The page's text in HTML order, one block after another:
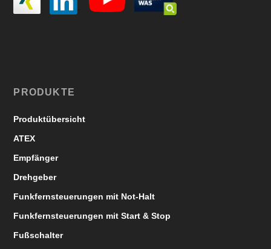
PRODUKTE
Produktübersicht
ATEX
Empfänger
Drehgeber
Funkfernsteuerungen mit Not-Halt
Funkfernsteuerungen mit Start & Stop
Fußschalter